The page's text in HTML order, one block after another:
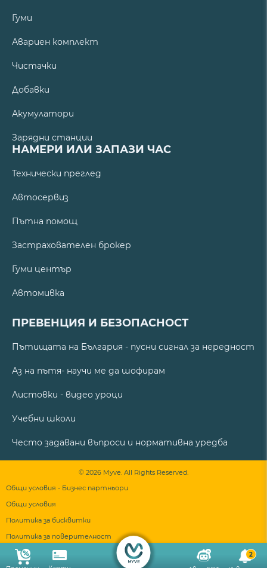
2
Гуми
Авариен комплект
Чистачки
Добавки
Акумулатори
Зарядни станции
НАМЕРИ ИЛИ ЗАПАЗИ ЧАС
Технически преглед
Автосервиз
Пътна помощ
Застрахователен брокер
Гуми център
Автомивка
ПРЕВЕНЦИЯ И БЕЗОПАСНОСТ
Пътищата на България - пусни сигнал за нередност
Аз на пътя- научи ме да шофирам
Листовки - видео уроци
Учебни школи
Често задавани въпроси и нормативна уредба
© 2026 Myve. All Rights Reserved.
Общи условия - Бизнес партньори
Общи условия
Политика за бисквитки
Политика за поверителност